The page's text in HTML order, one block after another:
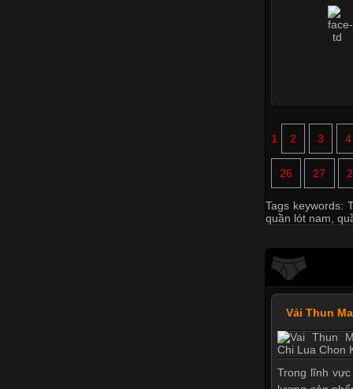
1 2 3 4
26 27
Tags keywords:
quần lót nam,
Vải Thun
Trong lĩnh